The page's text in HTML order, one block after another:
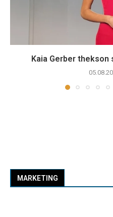
Kaia Gerber thekson
MARKETING